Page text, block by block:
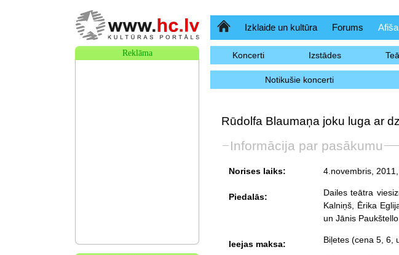
SākumlapaIzklaide un kultūra Forums Afiša
Koncerti Izstādes
Notikušie koncerti
Rūdolfa Blaumaņa joku luga ar
Informācija par pasākumu
Norises laiks: 4.novembris,
Piedalās:
Dailes teātra
Kalniņš, Ērika
un Jānis Paukštello.
Ieejas maksa: Biļetes (cena 5, 6,
Reklāma